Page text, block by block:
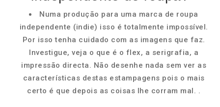
Numa produção para uma marca de roupa
independente (indie) isso é totalmente impossível.
Por isso tenha cuidado com as imagens que faz.
Investigue, veja o que é o flex, a serigrafia, a
impressão directa. Não desenhe nada sem ver as
características destas estampagens pois o mais
certo é que depois as coisas lhe corram mal. .